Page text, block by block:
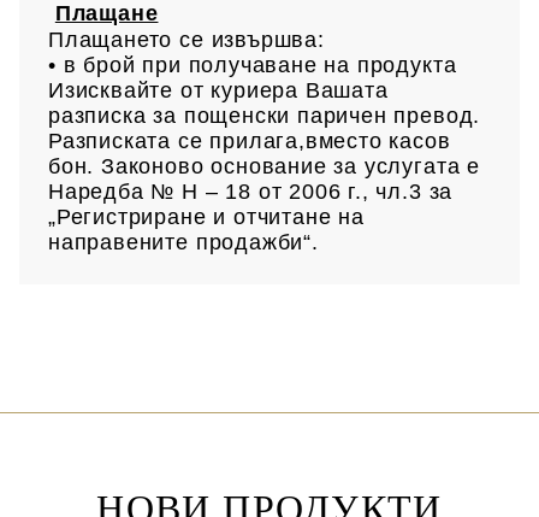
Плащане
Плащането се извършва:
• в брой при получаване на продукта
Изисквайте от куриера Вашата
разписка за пощенски паричен превод.
Разписката се прилага,вместо касов
бон. Законово основание за услугата е
Наредба № Н – 18 от 2006 г., чл.3 за
„Регистриране и отчитане на
направените продажби“.